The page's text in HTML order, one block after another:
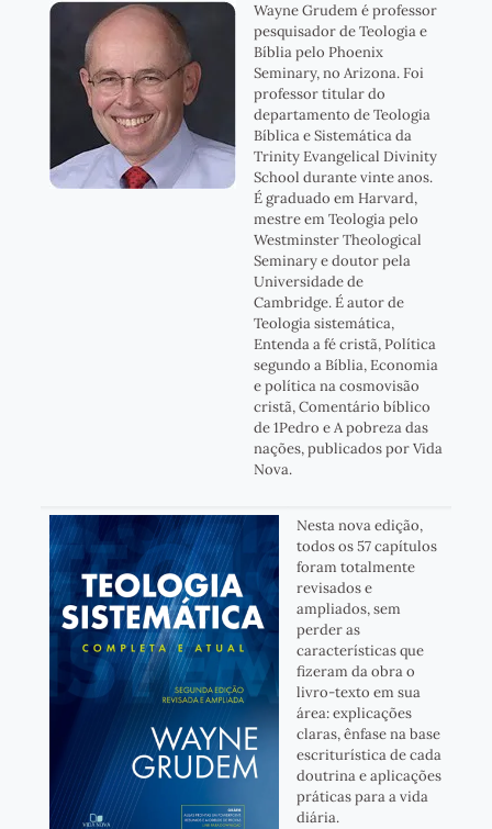
Wayne Grudem é professor
pesquisador de Teologia e
Bíblia pelo Phoenix
Seminary, no Arizona. Foi
professor titular do
departamento de Teologia
Bíblica e Sistemática da
Trinity Evangelical Divinity
School durante vinte anos.
É graduado em Harvard,
mestre em Teologia pelo
Westminster Theological
Seminary e doutor pela
Universidade de
Cambridge. É autor de
Teologia sistemática,
Entenda a fé cristã, Política
segundo a Bíblia, Economia
e política na cosmovisão
cristã, Comentário bíblico
de 1Pedro e A pobreza das
nações, publicados por Vida
Nova.
Nesta nova edição,
todos os 57 capítulos
foram totalmente
revisados e
ampliados, sem
perder as
características que
fizeram da obra o
livro-texto em sua
área: explicações
claras, ênfase na base
escriturística de cada
doutrina e aplicações
práticas para a vida
diária.